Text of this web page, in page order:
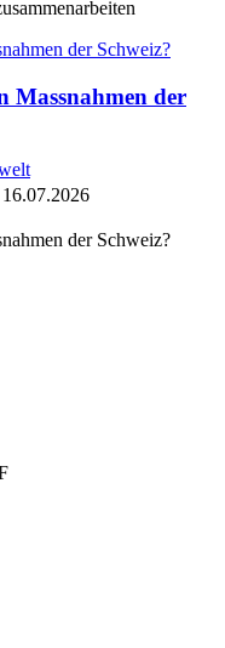
Massnahmen der